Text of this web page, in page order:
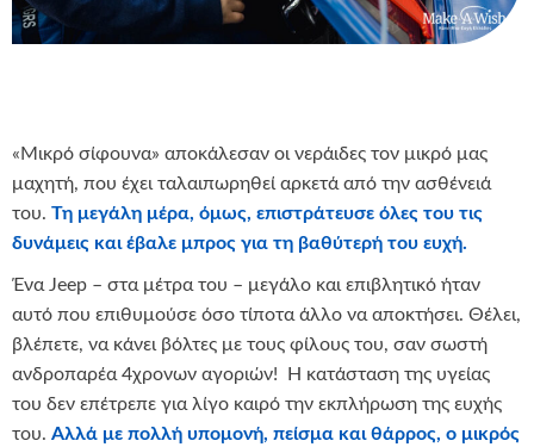
«Μικρό σίφουνα» αποκάλεσαν οι νεράιδες τον μικρό μας
μαχητή, που έχει ταλαιπωρηθεί αρκετά από την ασθένειά
του. Τη μεγάλη μέρα, όμως, επιστράτευσε όλες του τις
δυνάμεις και έβαλε μπρος για τη βαθύτερή του ευχή.
Ένα Jeep – στα μέτρα του – μεγάλο και επιβλητικό ήταν
αυτό που επιθυμούσε όσο τίποτα άλλο να αποκτήσει. Θέλει,
βλέπετε, να κάνει βόλτες με τους φίλους του, σαν σωστή
ανδροπαρέα 4χρονων αγοριών! Η κατάσταση της υγείας
του δεν επέτρεπε για λίγο καιρό την εκπλήρωση της ευχής
του. Αλλά με πολλή υπομονή, πείσμα και θάρρος, ο μικρός